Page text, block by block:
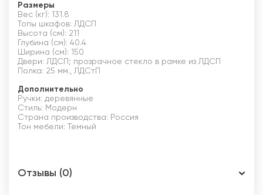
Размеры
Вес (кг): 131.8
Топы шкафов: ЛДСП
Высота (см): 211
Глубина (см): 40.4
Ширина (см): 150
Двери: ЛДСП; прозрачное стекло в рамке из ЛДСП
Полка: 25 мм., ЛДСтП
Дополнительно
Ручки: деревянные
Стиль: Модерн
Страна производства: Россия
Тон мебели: Темный
Отзывы (0)